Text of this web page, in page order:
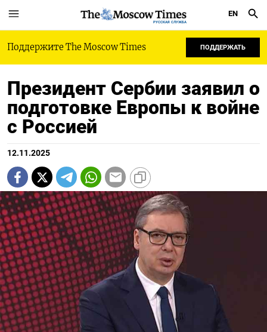
РУССКАЯ СЛУЖБА
EN
Поддержите The Moscow Times ПОДДЕРЖАТЬ
Президент Сербии заявил о
подготовке Европы к войне
с Россией
12.11.2025